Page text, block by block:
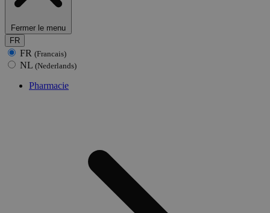
Fermer le menu
FR
FR (Francais)
NL (Nederlands)
Pharmacie